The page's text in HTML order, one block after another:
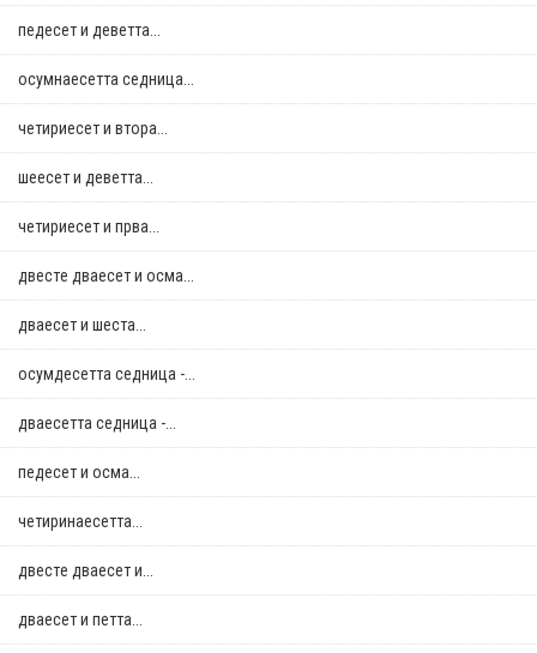
педесет и деветта...
осумнaесетта седница...
четириесет и втора...
шеесет и деветта...
четириесет и прва...
двестe дваесет и осма...
дваесет и шеста...
осумдесетта седница -...
дваесетта седница -...
педесет и осма...
четиринаесетта...
двестe дваесет и...
дваесет и петта...